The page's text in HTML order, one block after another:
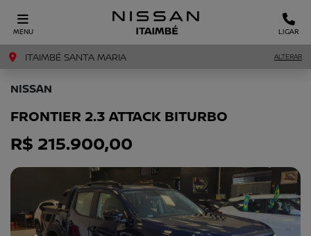
MENU LIGAR
ITAIMBÉ SANTA MARIA ALTERAR
NISSAN
FRONTIER 2.3 ATTACK BITURBO
R$ 215.900,00